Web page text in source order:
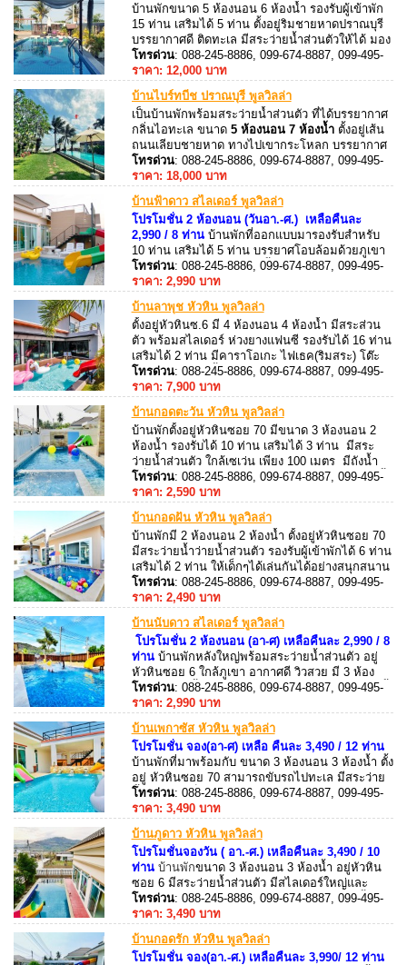
บ้านพักขนาด 5 ห้องนอน 6 ห้องน้ำ รองรับผู้เข้าพัก
15 ท่าน เสริมได้ 5 ท่าน ตั้งอยู่ริมชายหาดปราณบุรี
บรรยากาศดี ติดทะเล มีสระว่ายน้ำส่วนตัวให้ได้ มอง
วิวทะเล เพลิดเพลินไปกับเสียงเพลงด้วยชุด
คาราโอเกะ + ไฟเธค
โทรด่วน: 088-245-8886, 099-674-8887, 099-495-
8887, 088-245-8887
ราคา: 12,000 บาท
บ้านไบร์ทบีช ปราณบุรี พูลวิลล่า
เป็นบ้านพักพร้อมสระว่ายน้ำส่วนตัว ที่ได้บรรยากาศ
กลิ่นไอทะเล ขนาด 5 ห้องนอน 7 ห้องน้ำตั้งอยู่เส้น
ถนนเลียบชายหาด ทางไปเขากระโหลก บรรยากาศ
ดีมาก รองรับผู้เข้าพักได้ 15 ท่าน เสริมได้ 5 ท่าน ติด
เครื่องปรับอากาศทุกห้อง มีบริการจักรยานฟรี
โทรด่วน: 088-245-8886, 099-674-8887, 099-495-
8887, 088-245-8887
ราคา: 18,000 บาท
บ้านฟ้าดาว สไลเดอร์ พูลวิลล่า
โปรโมชั่น 2 ห้องนอน (วันอา.-ศ.) เหลือคืนละ
2,990 / 8 ท่าน บ้านพักที่ออกแบบมารองรับสำหรับ
10 ท่าน เสริมได้ 5 ท่าน บรรยาศโอบล้อมด้วยภูเขา
มีขนาด 3 ห้องนอน 3 ห้องน้ำ ติดเครื่องปรับอากาศ
ทั้งหลัง สามารถประกอบอาหารภายในบ้านพัก
โทรด่วน: 088-245-8886, 099-674-8887, 099-495-
8887, 088-245-8887
ราคา: 2,990 บาท
บ้านลาพุช หัวหิน พูลวิลล่า
ตั้งอยู่หัวหินซ.6 มี 4 ห้องนอน 4 ห้องน้ำ มีสระส่วน
ตัว พร้อมสไลเดอร์ ห่วงยางแฟนซี รองรับได้ 16 ท่าน
เสริมได้ 2 ท่าน มีคาราโอเกะ ไฟเธค(ริมสระ) โต๊ะ
สนุ๊ก ทำอาหาร ปิ้งย่างได้
โทรด่วน: 088-245-8886, 099-674-8887, 099-495-
8887, 088-245-8887
ราคา: 7,900 บาท
บ้านกอดตะวัน หัวหิน พูลวิลล่า
บ้านพักตั้งอยู่หัวหินซอย 70 มีขนาด 3 ห้องนอน 2
ห้องน้ำ รองรับได้ 10 ท่าน เสริมได้ 3 ท่าน มีสระ
ว่ายน้ำส่วนตัว ใกล้เซเว่น เพียง 100 เมตร มีถังน้ำ
แข็งขนาด 80 ลิตร อุปกรณ์ครัวครบ ทำอาหารได้ ปิ้ง
ย่างได้
โทรด่วน: 088-245-8886, 099-674-8887, 099-495-
8887, 088-245-8887
ราคา: 2,590 บาท
บ้านกอดฝัน หัวหิน พูลวิลล่า
บ้านพักมี 2 ห้องนอน 2 ห้องน้ำ ตั้งอยู่หัวหินซอย 70
มีสระว่ายน้ำว่ายน้ำส่วนตัว รองรับผู้เข้าพักได้ 6 ท่าน
เสริมได้ 2 ท่าน ให้เด็กๆได้เล่นกันได้อย่างสนุกสนาน
อีกด้วย มีคาราโอเกะ (Andriod Box) + ไฟเธค
โทรด่วน: 088-245-8886, 099-674-8887, 099-495-
8887, 088-245-8887
ราคา: 2,490 บาท
บ้านนับดาว สไลเดอร์ พูลวิลล่า
โปรโมชั่น 2 ห้องนอน (อา-ศ) เหลือคืนละ 2,990 / 8
ท่าน บ้านพักหลังใหญ่พร้อมสระว่ายน้ำส่วนตัว อยู่
หัวหินซอย 6 ใกล้ภูเขา อากาศดี วิวสวย มี 3 ห้อง
นอน 3 ห้องน้ำ พิเศษดาดฟ้าวิวสวยสามารถจัดปาร์ตี้
และกางเต้นท์ได้ รองรับผู้เข้าพักได้ 12 ท่าน เสริม 3
โทรด่วน: 088-245-8886, 099-674-8887, 099-495-
8887, 088-245-8887
ราคา: 2,990 บาท
บ้านเพกาซัส หัวหิน พูลวิลล่า
โปรโมชั่น จอง(อา-ศ) เหลือ คืนละ 3,490 / 12 ท่าน
บ้านพักที่มาพร้อมกับ ขนาด 3 ห้องนอน 3 ห้องน้ำ ตั้ง
อยู่ หัวหินซอย 70 สามารถขับรถไปทะเล มีสระว่าย
น้ำรวมสระเด็ก คาราโอเกะ ไฟเธค โต๊ะสนุ๊ก
สามารถประกอบอาหารได้ อุปกรณ์ครัว ครบ มีเตา
โทรด่วน: 088-245-8886, 099-674-8887, 099-495-
8887, 088-245-8887
ราคา: 3,490 บาท
บ้านภูดาว หัวหิน พูลวิลล่า
โปรโมชั่นจองวัน ( อา.-ศ.) เหลือคืนละ 3,490 / 10
ท่าน บ้านพักขนาด 3 ห้องนอน 3 ห้องน้ำ อยู่หัวหิน
ซอย 6 มีสระว่ายน้ำส่วนตัว มีสไลเดอร์ใหญ่และ
มันส์มาก!! ติดเครื่องปรับอากาศ ทำอาหารได้ ปิ้งย่าง
ได้ พิเศษมีดาดฟ้าเห็นวิวภูเขา บริการฟรี!! ลูกบอลใน
โทรด่วน: 088-245-8886, 099-674-8887, 099-495-
8887, 088-245-8887
ราคา: 3,490 บาท
บ้านกอดรัก หัวหิน พูลวิลล่า
โปรโมชั่น จอง(อา.-ศ.) เหลือคืนละ 3,990/ 12 ท่าน